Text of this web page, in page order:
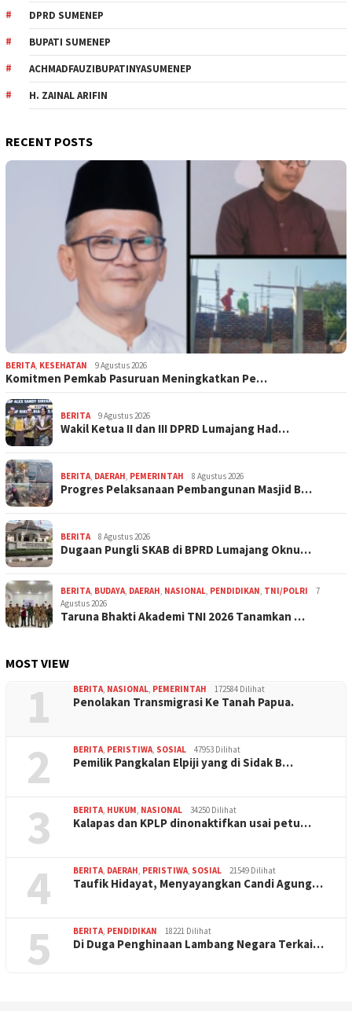
DPRD SUMENEP
BUPATI SUMENEP
ACHMADFAUZIBUPATINYASUMENEP
H. ZAINAL ARIFIN
RECENT POSTS
BERITA KESEHATAN 9 Agustus 2026
Komitmen Pemkab Pasuruan Meningkatkan Pe…
BERITA 9 Agustus 2026
Wakil Ketua II dan III DPRD Lumajang Had…
BERITA DAERAH PEMERINTAH 8 Agustus 2026
Progres Pelaksanaan Pembangunan Masjid B…
BERITA 8 Agustus 2026
Dugaan Pungli SKAB di BPRD Lumajang Oknu…
BERITA BUDAYA DAERAH NASIONAL PENDIDIKAN TNI/POLRI
7
Agustus 2026
Taruna Bhakti Akademi TNI 2026 Tanamkan …
MOST VIEW
1 BERITA NASIONAL PEMERINTAH 172584 Dilihat
Penolakan Transmigrasi Ke Tanah Papua.
2 BERITA PERISTIWA SOSIAL 47953 Dilihat
Pemilik Pangkalan Elpiji yang di Sidak B…
3 BERITA HUKUM NASIONAL 34250 Dilihat
Kalapas dan KPLP dinonaktifkan usai petu…
4 BERITA DAERAH PERISTIWA SOSIAL 21549 Dilihat
Taufik Hidayat, Menyayangkan Candi Agung…
5 BERITA PENDIDIKAN 18221 Dilihat
Di Duga Penghinaan Lambang Negara Terkai…